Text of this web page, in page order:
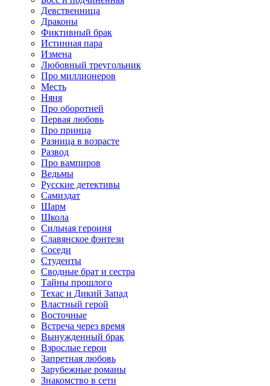
Девственница
Драконы
Фиктивный брак
Истинная пара
Измена
Любовный треугольник
Про миллионеров
Месть
Няня
Про оборотней
Первая любовь
Про принца
Разница в возрасте
Развод
Про вампиров
Ведьмы
Русские детективы
Самиздат
Шарм
Школа
Сильная героиня
Славянское фэнтези
Соседи
Студенты
Сводные брат и сестра
Тайны прошлого
Техас и Дикий Запад
Властный герой
Восточные
Встреча через время
Вынужденный брак
Взрослые герои
Запретная любовь
Зарубежные романы
Знакомство в сети